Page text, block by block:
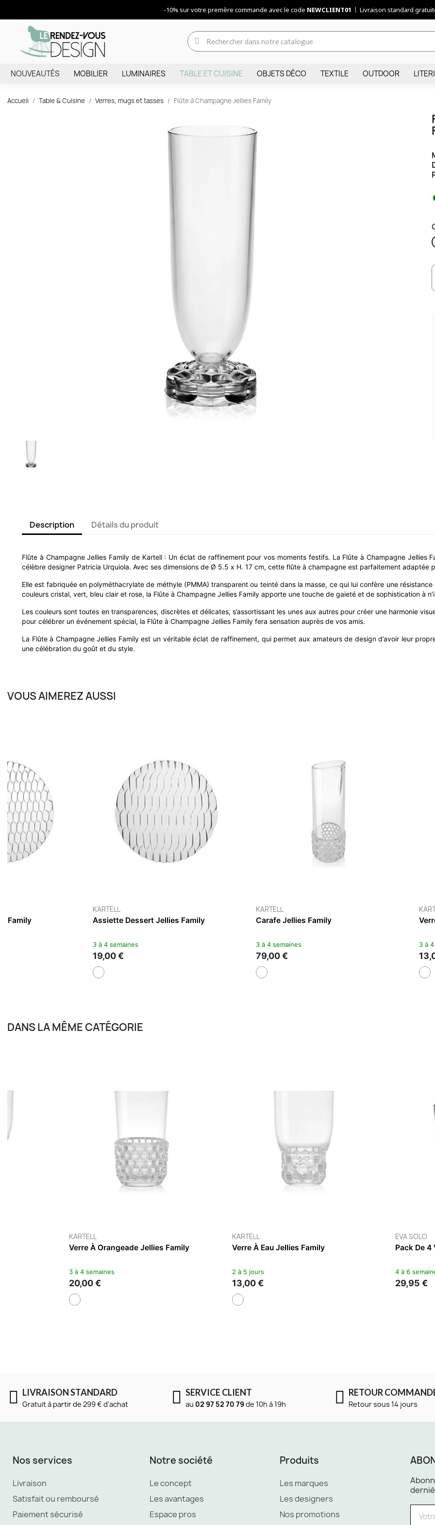
-10% sur votre premère commande avec le code NEWCLIENT01 Livraison standard
NOUVEAUTÉS MOBILIER LUMINAIRES TABLE ET CUISINE OBJETS DÉCO TEXTILE OUTDOOR
Accueil Table & Cuisine Verres, mugs et tasses Flûte à Champagne Jellies Family
Description Détails du produit
Flûte à Champagne Jellies Family de Kartell : Un éclat de raffinement pour vos moments festifs. La Flûte à Champagne Jellies
célèbre designer Patricia Urquiola. Avec ses dimensions de Ø 5.5 x H. 17 cm, cette flûte à champagne est parfaitement adaptée
Elle est fabriquée en polyméthacrylate de méthyle (PMMA) transparent ou teinté dans la masse, ce qui lui confère une
couleurs cristal, vert, bleu clair et rose, la Flûte à Champagne Jellies Family apporte une touche de gaieté et de sophistication à
Les couleurs sont toutes en transparences, discrètes et délicates, s’assortissant les unes aux autres pour créer une harmonie
pour célébrer un événement spécial, la Flûte à Champagne Jellies Family fera sensation auprès de vos amis.
La Flûte à Champagne Jellies Family est un véritable éclat de raffinement, qui permet aux amateurs de design d’avoir leur
une célébration du goût et du style.
VOUS AIMEREZ AUSSI
Verre À Eau Jellies Family Verre À Orangeade Jellies Family Assiette Plate Jellies
DANS LA MÊME CATÉGORIE
Pack De 4 Verres À Facettes 34 Cl Set De 2 Tasses À Espresso / 80ml
+1
6 Tasses À Moka
LIVRAISON STANDARD
Gratuit à partir de 299 € d'achat
SERVICE CLIENT
au 02 97 52 70 79 de 10h à 19h
RETOUR
Retour sous 14 jours
Nos services
Livraison
Satisfait ou remboursé
Paiement sécurisé
Notre société
Le concept
Les avantages
Espace pros
Produits
Les marques
Les designers
Nos promotions